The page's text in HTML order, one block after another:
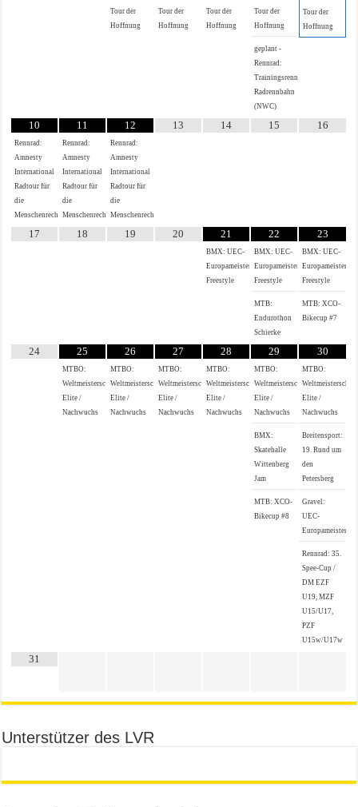
Tour der
Hoffnung
Tour der
Hoffnung
Tour der
Hoffnung
Tour der
Hoffnung
geplant -
Rennrad:
Trainingsrennen
Radrennbahn
(NWC)
Tour der
Hoffnung
10
Rennrad:
Amnesty
International
Radtour für
die
Menschenrechte
11
Rennrad:
Amnesty
International
Radtour für
die
Menschenrechte
12
Rennrad:
Amnesty
International
Radtour für
die
Menschenrechte
13 14 15 16
17 18 19 20 21
BMX: UEC-
Europameisterschaft
Freestyle
22
BMX: UEC-
Europameisterschaft
Freestyle
MTB:
Endurothon
Schierke
23
BMX: UEC-
Freestyle
MTB: XCO-
Bikecup #7
24 25
MTBO:
Weltmeisterschaften
Elite /
Nachwuchs
26
MTBO:
Weltmeisterschaften
Elite /
Nachwuchs
27
MTBO:
Weltmeisterschaften
Elite /
Nachwuchs
28
MTBO:
Weltmeisterschaften
Elite /
Nachwuchs
29
MTBO:
Weltmeisterschaften
Elite /
Nachwuchs
BMX:
Skatehalle
Wittenberg
Jam
MTB: XCO-
Bikecup #8
30
MTBO:
Elite /
Nachwuchs
Breitensport:
19. Rund um
den
Petersberg
Gravel:
UEC-
Rennrad: 35.
Spee-Cup /
DM EZF
U19, MZF
U15/U17,
PZF
U15w/U17w
31
Unterstützer des LVR